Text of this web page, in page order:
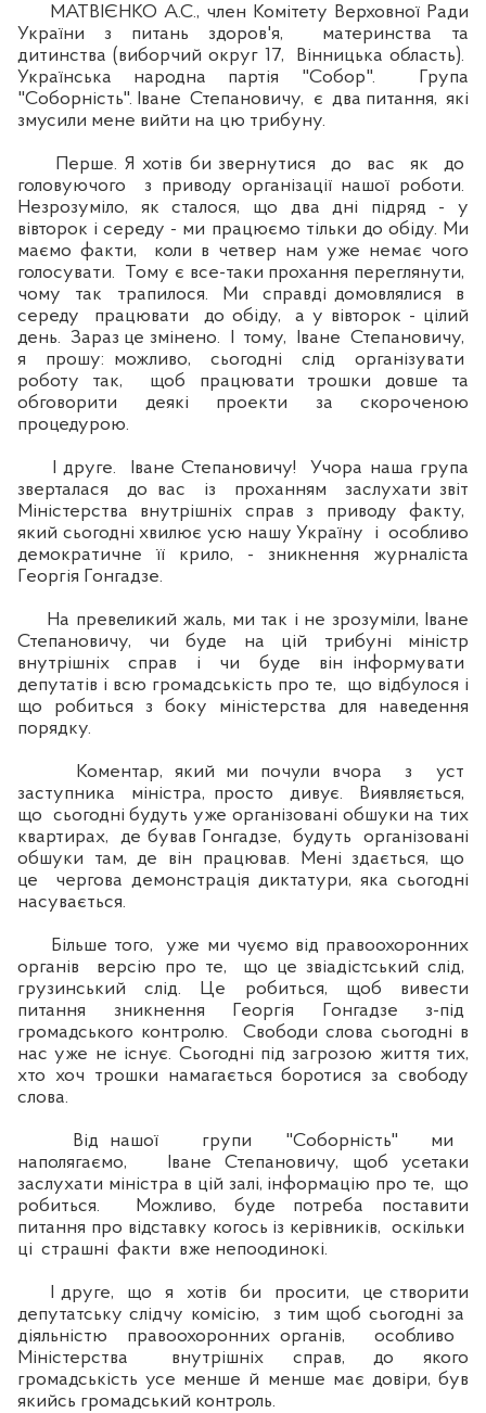
МАТВІЄНКО А.С., член Комітету Верховної Ради
України з питань здоров'я, материнства та
дитинства (виборчий округ 17, Вінницька область).
Українська народна партія "Собор". Група
"Соборність". Іване Степановичу, є два питання, які
змусили мене вийти на цю трибуну.
Перше. Я хотів би звернутися до вас як до
головуючого з приводу організації нашої роботи.
Незрозуміло, як сталося, що два дні підряд - у
вівторок і середу - ми працюємо тільки до обіду. Ми
маємо факти, коли в четвер нам уже немає чого
голосувати. Тому є все-таки прохання переглянути,
чому так трапилося. Ми справді домовлялися в
середу працювати до обіду, а у вівторок - цілий
день. Зараз це змінено. І тому, Іване Степановичу,
я прошу: можливо, сьогодні слід організувати
роботу так, щоб працювати трошки довше та
обговорити деякі проекти за скороченою
процедурою.
І друге. Іване Степановичу! Учора наша група
зверталася до вас із проханням заслухати звіт
Міністерства внутрішніх справ з приводу факту,
який сьогодні хвилює усю нашу Україну і особливо
демократичне її крило, - зникнення журналіста
Георгія Гонгадзе.
На превеликий жаль, ми так і не зрозуміли, Іване
Степановичу, чи буде на цій трибуні міністр
внутрішніх справ і чи буде він інформувати
депутатів і всю громадськість про те, що відбулося і
що робиться з боку міністерства для наведення
порядку.
Коментар, який ми почули вчора з уст
заступника міністра, просто дивує. Виявляється,
що сьогодні будуть уже організовані обшуки на тих
квартирах, де бував Гонгадзе, будуть організовані
обшуки там, де він працював. Мені здається, що
це чергова демонстрація диктатури, яка сьогодні
насувається.
Більше того, уже ми чуємо від правоохоронних
органів версію про те, що це звіадістський слід,
грузинський слід. Це робиться, щоб вивести
питання зникнення Георгія Гонгадзе з-під
громадського контролю. Свободи слова сьогодні в
нас уже не існує. Сьогодні під загрозою життя тих,
хто хоч трошки намагається боротися за свободу
слова.
Від нашої групи "Соборність" ми
наполягаємо, Іване Степановичу, щоб усетаки
заслухати міністра в цій залі, інформацію про те, що
робиться. Можливо, буде потреба поставити
питання про відставку когось із керівників, оскільки
ці страшні факти вже непоодинокі.
І друге, що я хотів би просити, це створити
депутатську слідчу комісію, з тим щоб сьогодні за
діяльністю правоохоронних органів, особливо
Міністерства внутрішніх справ, до якого
громадськість усе менше й менше має довіри, був
якийсь громадський контроль.